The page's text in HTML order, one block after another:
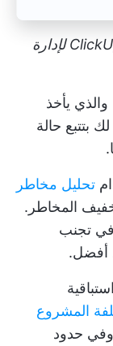
نموذج سجل مخاطر إدارة المخاطر ClickUp لإدارة
والذي يأخذ
بتتبع حالة
تحليل مخاطر
المخاطر.
في تجنب
أفضل.
المشروع
وفي حدود